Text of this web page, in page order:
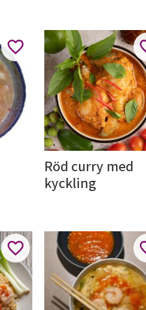
Lägg till i favoriter
Röd curry med
kyckling
Lägg till i favoriter